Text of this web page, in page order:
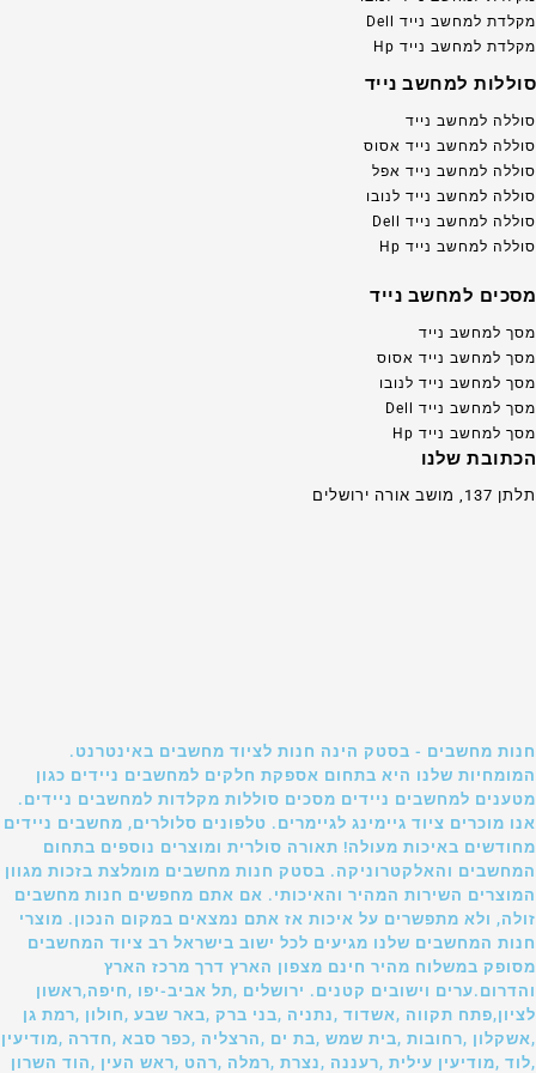
מקלדת למחשב נייד Dell
מקלדת למחשב נייד Hp
סוללות למחשב נייד
סוללה למחשב נייד
סוללה למחשב נייד אסוס
סוללה למחשב נייד אפל
סוללה למחשב נייד לנובו
סוללה למחשב נייד Dell
סוללה למחשב נייד Hp
מסכים למחשב נייד
מסך למחשב נייד
מסך למחשב נייד אסוס
מסך למחשב נייד לנובו
מסך למחשב נייד Dell
מסך למחשב נייד Hp
הכתובת שלנו
תלתן 137, מושב אורה ירושלים
חנות מחשבים - בסטק הינה חנות לציוד מחשבים באינטרנט.
המומחיות שלנו היא בתחום אספקת חלקים למחשבים ניידים כגון
מטענים למחשבים ניידים מסכים סוללות מקלדות למחשבים ניידים.
אנו מוכרים ציוד גיימינג לגיימרים. טלפונים סלולרים, מחשבים ניידים
מחודשים באיכות מעולה! תאורה סולרית ומוצרים נוספים בתחום
המחשבים והאלקטרוניקה. בסטק חנות מחשבים מומלצת בזכות מגוון
המוצרים השירות המהיר והאיכותי. אם אתם מחפשים חנות מחשבים
זולה, ולא מתפשרים על איכות אז אתם נמצאים במקום הנכון. מוצרי
חנות המחשבים שלנו מגיעים לכל ישוב בישראל רב ציוד המחשבים
מסופק במשלוח מהיר חינם מצפון הארץ דרך מרכז הארץ
והדרום.ערים וישובים קטנים. ירושלים ,תל אביב-יפו ,חיפה,ראשון
לציון,פתח תקווה ,אשדוד ,נתניה ,בני ברק ,באר שבע ,חולון ,רמת גן
,אשקלון ,רחובות ,בית שמש ,בת ים ,הרצליה ,כפר סבא ,חדרה ,מודיעין
,לוד ,מודיעין עילית ,רעננה ,נצרת ,רמלה ,רהט ,ראש העין ,הוד השרון